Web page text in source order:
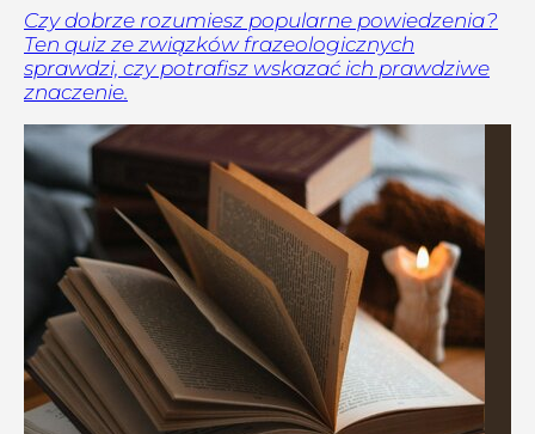
Czy dobrze rozumiesz popularne powiedzenia?
Ten quiz ze związków frazeologicznych
sprawdzi, czy potrafisz wskazać ich prawdziwe
znaczenie.